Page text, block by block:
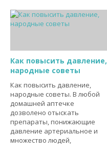
Как повысить давление,
народные советы
Как повысить давление,
народные советы. В любой
домашней аптечке
дозволено отыскать
препараты, понижающие
давление артериальное и
множество людей,